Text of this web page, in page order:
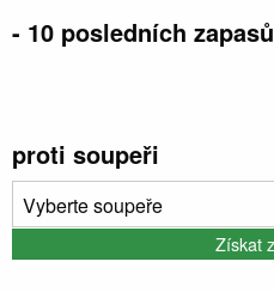
- 10 posledních zapasů
proti soupeři